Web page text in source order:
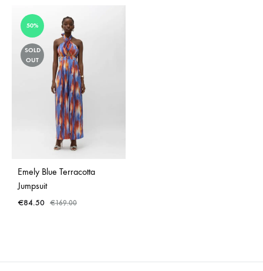
50%
SOLD
OUT
Emely Blue Terracotta
Jumpsuit
€84.50 €169.00